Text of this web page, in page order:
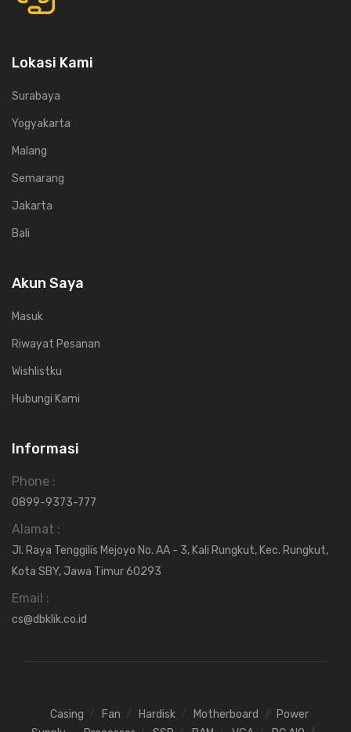
Lokasi Kami
Surabaya
Yogyakarta
Malang
Semarang
Jakarta
Bali
Akun Saya
Masuk
Riwayat Pesanan
Wishlistku
Hubungi Kami
Informasi
Phone :
0899-9373-777
Alamat :
Jl. Raya Tenggilis Mejoyo No. AA - 3, Kali Rungkut, Kec. Rungkut,
Kota SBY, Jawa Timur 60293
Email :
cs@dbklik.co.id
Casing Fan Hardisk Motherboard
Power